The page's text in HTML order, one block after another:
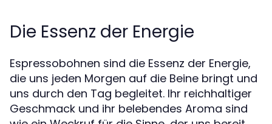
Die Essenz der Energie
Espressobohnen sind die Essenz der Energie,
die uns jeden Morgen auf die Beine bringt und
uns durch den Tag begleitet. Ihr reichhaltiger
Geschmack und ihr belebendes Aroma sind